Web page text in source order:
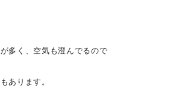
多く、空気も澄んでるので
あります。